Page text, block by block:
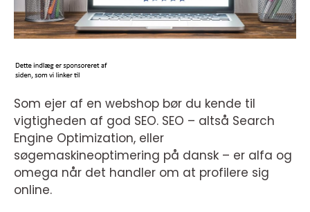
Som ejer af en webshop bør du kende til
vigtigheden af god SEO. SEO – altså Search
Engine Optimization, eller
søgemaskineoptimering på dansk – er alfa og
omega når det handler om at profilere sig
online.